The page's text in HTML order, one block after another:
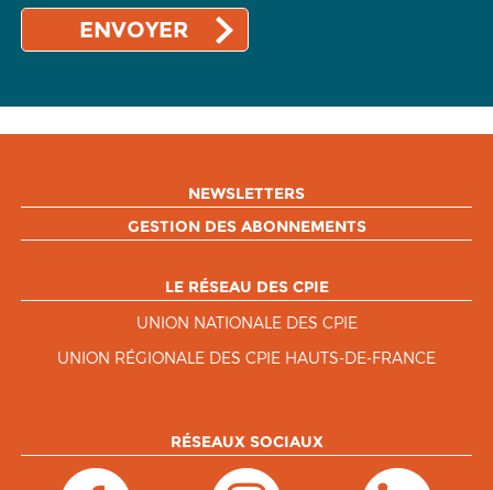
NEWSLETTERS
GESTION DES ABONNEMENTS
LE RÉSEAU DES CPIE
UNION NATIONALE DES CPIE
UNION RÉGIONALE DES CPIE HAUTS-DE-FRANCE
RÉSEAUX SOCIAUX